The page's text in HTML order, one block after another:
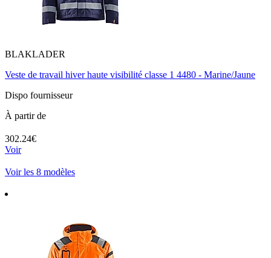
BLAKLADER
Veste de travail hiver haute visibilité classe 1 4480 - Marine/Jaune
Dispo fournisseur
À partir de
302.24€
Voir
Voir les 8 modèles